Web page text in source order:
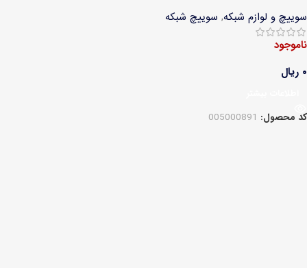
سوییچ و لوازم شبکه, سوییچ شبکه
ناموجود
۰ ریال
کد محصول: 005000891